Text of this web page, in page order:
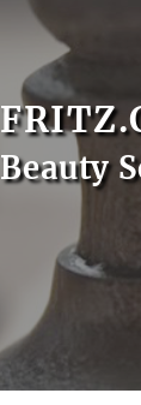
Beauty